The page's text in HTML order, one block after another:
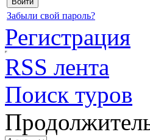
Забыли свой пароль?
Регистрация
RSS лента
Поиск туров